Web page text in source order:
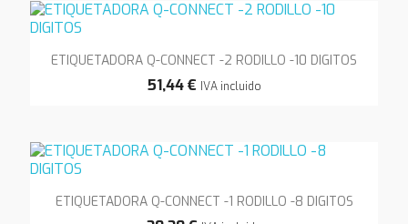
ETIQUETADORA Q-CONNECT -2 RODILLO -10 DIGITOS
51,44 € IVA incluido
ETIQUETADORA Q-CONNECT -1 RODILLO -8 DIGITOS